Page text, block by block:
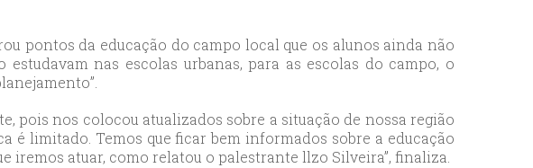
pontos da educação do campo local que os alunos ainda não
nas escolas urbanas, para as escolas do campo, o
pois nos colocou atualizados sobre a situação de nossa região
é limitado. Temos que ficar bem informados sobre a educação
iremos atuar, como relatou o palestrante llzo Silveira”, finaliza.